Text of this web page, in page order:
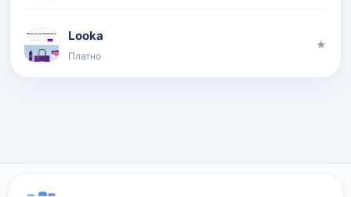
Looka
Платно
★